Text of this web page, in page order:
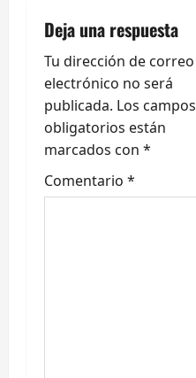
i
ó
n
d
e
Deja una respuesta
Tu dirección de correo
electrónico no será
publicada. Los campos
obligatorios están
marcados con *
Comentario *